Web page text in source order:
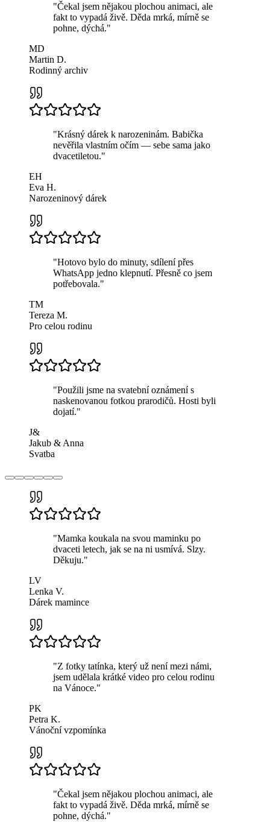
"Čekal jsem nějakou plochou animaci, ale
fakt to vypadá živě. Děda mrká, mírně se
pohne, dýchá."
MD
Martin D.
Rodinný archiv
"Krásný dárek k narozeninám. Babička
nevěřila vlastním očím — sebe sama jako
dvacetiletou."
EH
Eva H.
Narozeninový dárek
"Hotovo bylo do minuty, sdílení přes
WhatsApp jedno klepnutí. Přesně co jsem
potřebovala."
TM
Tereza M.
Pro celou rodinu
"Použili jsme na svatební oznámení s
naskenovanou fotkou prarodičů. Hosti byli
dojatí."
J&
Jakub & Anna
Svatba
"Mamka koukala na svou maminku po
dvaceti letech, jak se na ni usmívá. Slzy.
Děkuju."
LV
Lenka V.
Dárek mamince
"Z fotky tatínka, který už není mezi námi,
jsem udělala krátké video pro celou rodinu
na Vánoce."
PK
Petra K.
Vánoční vzpomínka
"Čekal jsem nějakou plochou animaci, ale
fakt to vypadá živě. Děda mrká, mírně se
pohne, dýchá."